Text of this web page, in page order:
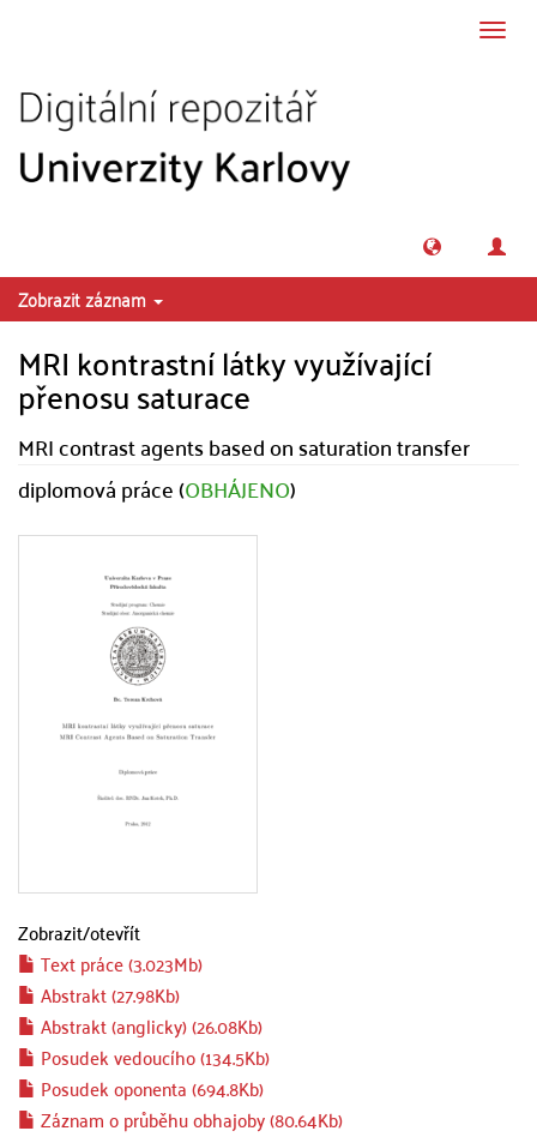
Zobrazit záznam
MRI kontrastní látky využívající
přenosu saturace
MRI contrast agents based on saturation transfer
diplomová práce (OBHÁJENO)
Zobrazit/otevřít
Text práce (3.023Mb)
Abstrakt (27.98Kb)
Abstrakt (anglicky) (26.08Kb)
Posudek vedoucího (134.5Kb)
Posudek oponenta (694.8Kb)
Záznam o průběhu obhajoby (80.64Kb)